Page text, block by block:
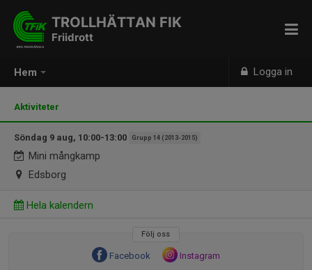
Hem Logga in
TROLLHÄTTAN FIK
Friidrott
Aktiviteter
Söndag 9 aug, 10:00-13:00 Grupp 14 (2013-2015)
Mini mångkamp
Edsborg
Hela kalendern
Följ oss
Facebook Instagram